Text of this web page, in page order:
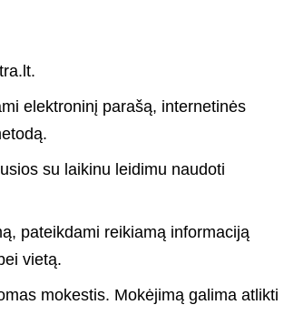
.
elektroninį parašą, internetinės
su laikinu leidimu naudoti
pateikdami reikiamą informaciją
vietą.
mokestis. Mokėjimą galima atlikti